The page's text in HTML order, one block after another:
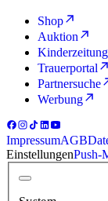
Shop
Auktion
Kinderzeitung
Trauerportal
Partnersuche
Werbung
ImpressumAGB
EinstellungenPush-